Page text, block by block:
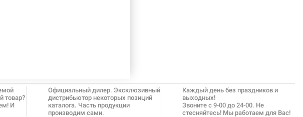
товар?
И
Официальный дилер. Эксклюзивный
дистрибьютор некоторых позиций
каталога. Часть продукции
производим сами.
Каждый день без праздников и
выходных!
Звоните с 9-00 до 24-00. Не
стесняйтесь! Мы работаем для Вас!